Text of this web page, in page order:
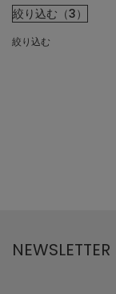
絞り込む（3）
絞り込む
NEWSLETTER